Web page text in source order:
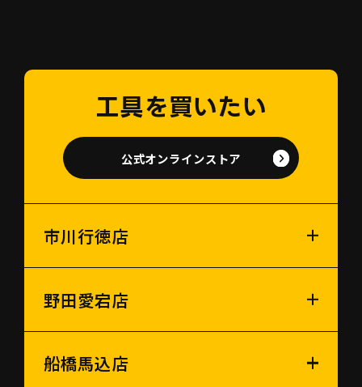
工具を買いたい
公式オンラインストア
市川行徳店
野田愛宕店
船橋馬込店